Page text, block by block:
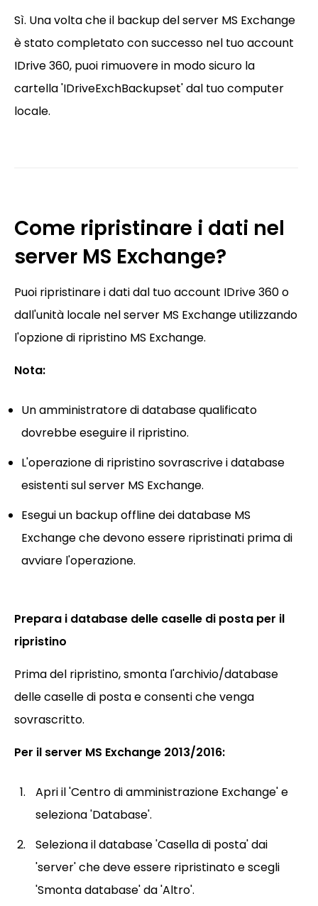
Sì. Una volta che il backup del server MS Exchange
è stato completato con successo nel tuo account
IDrive 360, puoi rimuovere in modo sicuro la
cartella 'IDriveExchBackupset' dal tuo computer
locale.
Come ripristinare i dati nel
server MS Exchange?
Puoi ripristinare i dati dal tuo account IDrive 360 o
dall'unità locale nel server MS Exchange utilizzando
l'opzione di ripristino MS Exchange.
Nota:
Un amministratore di database qualificato
dovrebbe eseguire il ripristino.
L'operazione di ripristino sovrascrive i database
esistenti sul server MS Exchange.
Esegui un backup offline dei database MS
Exchange che devono essere ripristinati prima di
avviare l'operazione.
Prepara i database delle caselle di posta per il
ripristino
Prima del ripristino, smonta l'archivio/database
delle caselle di posta e consenti che venga
sovrascritto.
Per il server MS Exchange 2013/2016:
Apri il 'Centro di amministrazione Exchange' e
seleziona 'Database'.
Seleziona il database 'Casella di posta' dai
'server' che deve essere ripristinato e scegli
'Smonta database' da 'Altro'.